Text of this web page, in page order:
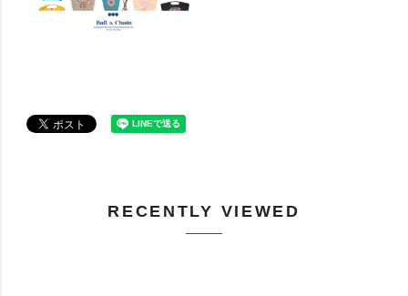
RECENTLY VIEWED